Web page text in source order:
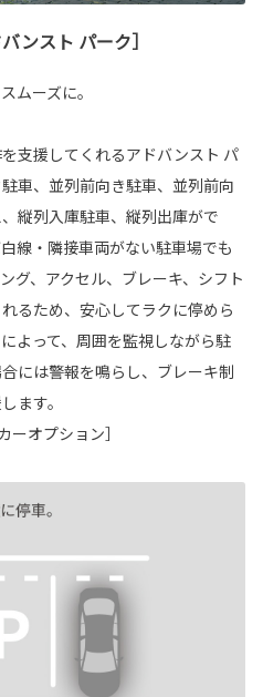
ンスト パーク］
ムーズに。
支援してくれるアドバンスト パ
車、並列前向き駐車、並列前向
縦列入庫駐車、縦列出庫がで
線・隣接車両がない駐車場でも
グ、アクセル、ブレーキ、シフト
るため、安心してラクに停めら
よって、周囲を監視しながら駐
には警報を鳴らし、ブレーキ制
ます。
ーオプション］